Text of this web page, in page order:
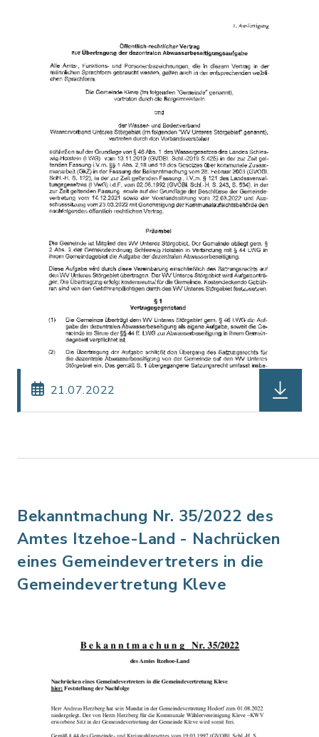
21.07.2022
Bekanntmachung Nr. 35/2022 des
Amtes Itzehoe-Land - Nachrücken
eines Gemeindevertreters in die
Gemeindevertretung Kleve